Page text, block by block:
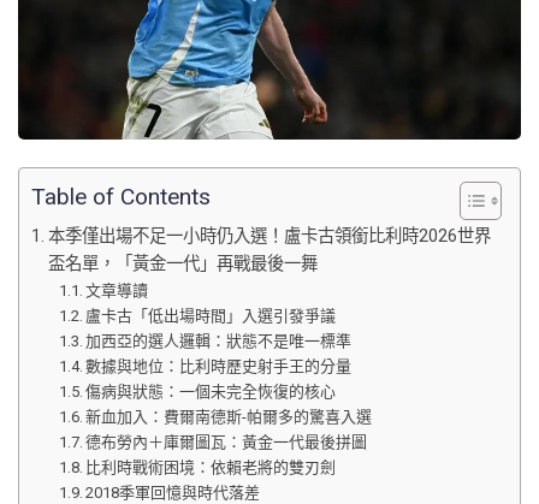
Table of Contents
本季僅出場不足一小時仍入選！盧卡古領銜比利時2026世界
盃名單，「黃金一代」再戰最後一舞
文章導讀
盧卡古「低出場時間」入選引發爭議
加西亞的選人邏輯：狀態不是唯一標準
數據與地位：比利時歷史射手王的分量
傷病與狀態：一個未完全恢復的核心
新血加入：費爾南德斯-帕爾多的驚喜入選
德布勞內＋庫爾圖瓦：黃金一代最後拼圖
比利時戰術困境：依賴老將的雙刃劍
2018季軍回憶與時代落差